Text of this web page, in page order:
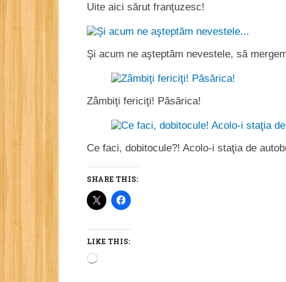
Uite aici sărut franţuzesc!
Şi acum ne aşteptăm nevestele, să
Zâmbiţi fericiţi! Păsărica!
Ce faci, dobitocule?! Acolo-i staţia de
SHARE THIS:
LIKE THIS:
Loading…